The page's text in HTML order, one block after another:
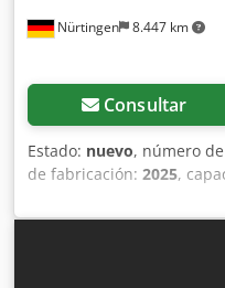
Nürtingen 8.447 km
Consultar
Estado: nuevo, número
de fabricación: 2025,
,
de carga:600 mm, tipo